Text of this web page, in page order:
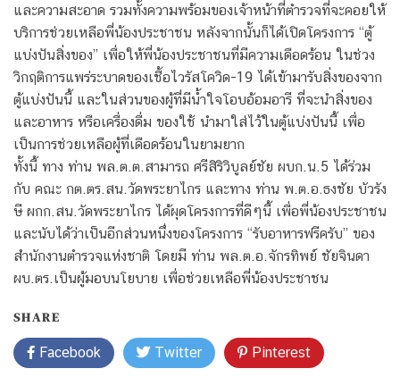
และความสะอาด รวมทั้งความพร้อมของเจ้าหน้าที่ตำรวจที่จะคอยให้
บริการช่วยเหลือพี่น้องประชาชน หลังจากนั้นก็ได้เปิดโครงการ “ตู้
แบ่งปันสิ่งของ” เพื่อให้พี่น้องประชาชนที่มีความเดือดร้อน ในช่วง
วิกฤติการแพร่ระบาดของเชื้อไวรัสโควิด-19 ได้เข้ามารับสิ่งของจาก
ตู้แบ่งปันนี้ และในส่วนของผู้ที่มีน้ำใจโอบอ้อมอารี ที่จะนำสิ่งของ
และอาหาร หรือเครื่องดื่ม ของใช้ นำมาใส่ไว้ในตู้แบ่งปันนี้ เพื่อ
เป็นการช่วยเหลือผู้ที่เดือดร้อนในยามยาก
ทั้งนี้ ทาง ท่าน พล.ต.ต.สามารถ ศรีสิริวิบูลย์ชัย ผบก.น.5 ได้ร่วม
กับ คณะ กต.ตร.สน.วัดพระยาไกร และทาง ท่าน พ.ต.อ.ธงชัย บัวรัง
ษี ผกก.สน.วัดพระยาไกร ได้ผุดโครงการที่ดีๆนี้ เพื่อพี่น้องประชาชน
และนับได้ว่าเป็นอีกส่วนหนึ่งของโครงการ “รับอาหารฟรีครับ” ของ
สำนักงานตำรวจแห่งชาติ โดยมี ท่าน พล.ต.อ.จักรทิพย์ ชัยจินดา
ผบ.ตร.เป็นผู้มอบนโยบาย เพื่อช่วยเหลือพี่น้องประชาชน
SHARE
Facebook Twitter Pinterest